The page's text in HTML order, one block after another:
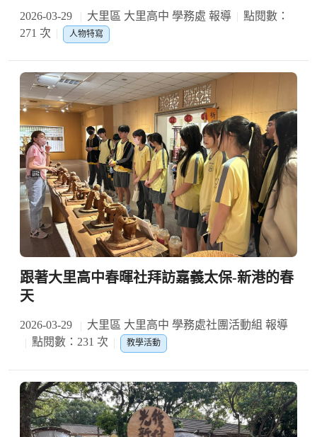
2026-03-29 大里區 大里高中 學務處 報導
點閱數：
271 次
人物特寫
跟著大里高中春暉社拜訪嘉義太保-新港的春
天
2026-03-29
大里區 大里高中 學務處社團活動組 報導
點閱數：231 次
教學活動